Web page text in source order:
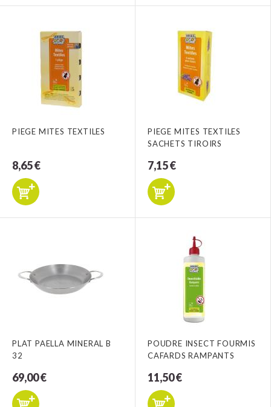
PIEGE MITES TEXTILES
8,65 €
PIEGE MITES TEXTILES
SACHETS TIROIRS
7,15 €
PLAT PAELLA MINERAL B
32
69,00 €
POUDRE INSECT FOURMIS
CAFARDS RAMPANTS
11,50 €